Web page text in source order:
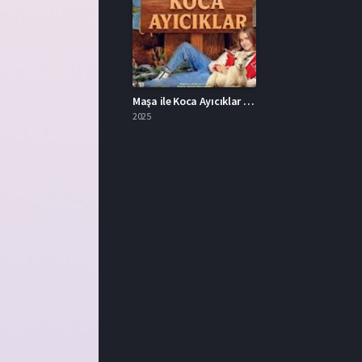
Maşa ile Koca Ayıcıklar İzle Türkçe Dublaj
2025